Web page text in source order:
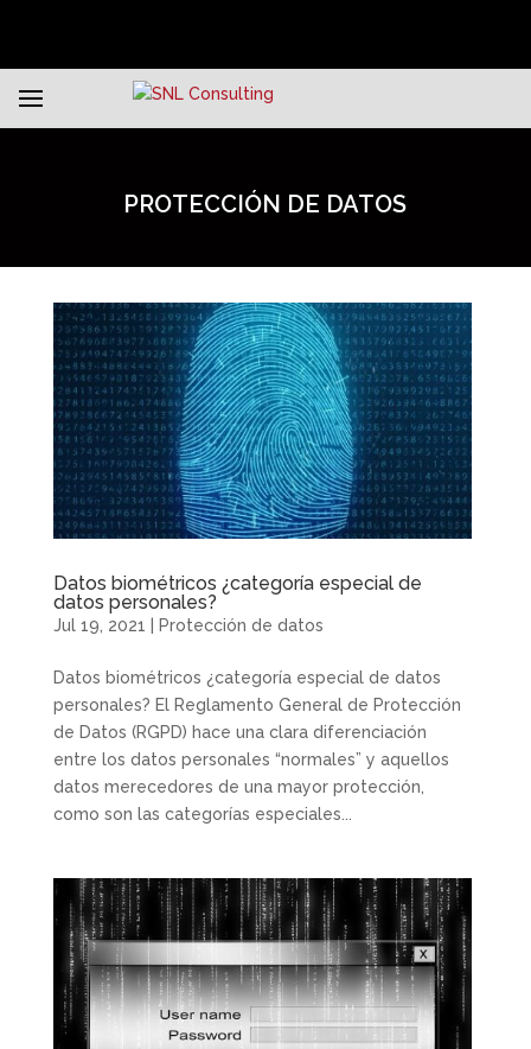
PROTECCIÓN DE DATOS
Datos biométricos ¿categoría especial de
datos personales?
Jul 19, 2021 | Protección de datos
Datos biométricos ¿categoría especial de datos
personales? El Reglamento General de Protección
de Datos (RGPD) hace una clara diferenciación
entre los datos personales “normales” y aquellos
datos merecedores de una mayor protección,
como son las categorías especiales...